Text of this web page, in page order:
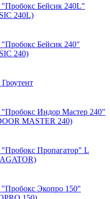
Бейсик 240L"
240L)
Бейсик 240"
240)
Индор Мастер 240"
MASTER 240)
Пропагатор" L
Экопро 150"